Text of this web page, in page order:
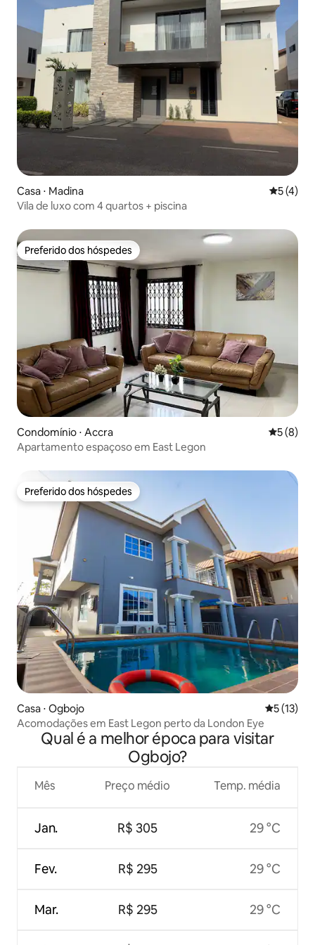
Casa ⋅ Madina 5 de
5 (4)
Vila de luxo com 4 quartos + piscina
Preferido dos hóspedes
Preferido dos hóspedes
Condomínio ⋅ Accra 5 de
5 (8)
Apartamento espaçoso em East Legon
Preferido dos hóspedes
Preferido dos hóspedes
Casa ⋅ Ogbojo 5 de uma
5 (13)
Acomodações em East Legon perto da London Eye
Qual é a melhor época para visitar
Ogbojo?
Mês
Jan.
Fev.
Mar.
Preço médio
R$ 305
R$ 295
R$ 295
Temp. média
29 °C
29 °C
29 °C